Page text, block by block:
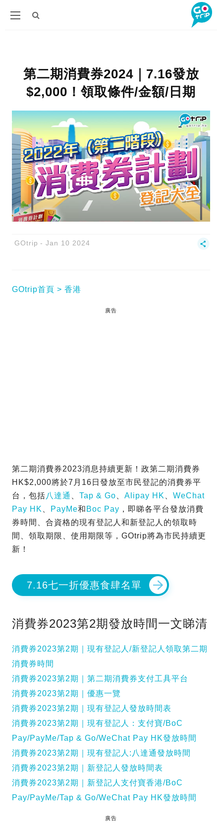
第二期消費券2024｜7.16發放
$2,000！領取條件/金額/日期
GOtrip Jan 10 2024
GOtrip首頁 香港
廣告
第二期消費券2023消息持續更新！政第二期消費券
HK$2,000將於7月16日發放至市民登記的消費券平
台，包括八達通 Tap & Go Alipay HK
WeChat
Pay HK
PayMe和 Boc Pay ，即睇各平台發放消費
券時間、合資格的現有登記人和新登記人的領取時
間、領取期限、使用期限等，GOtrip將為市民持續更
新！
7.16七一折優惠食肆名單
消費券2023第2期發放時間一文睇清
消費券2023第2期｜現有登記人/新登記人領取第二期
消費券時間
消費券2023第2期｜第二期消費券支付工具平台
消費券2023第2期｜優惠一覽
消費券2023第2期｜現有登記人發放時間表
消費券2023第2期｜現有登記人：支付寶/BoC
Pay/PayMe/Tap & Go/WeChat Pay HK發放時間
消費券2023第2期｜現有登記人:八達通發放時間
消費券2023第2期｜新登記人發放時間表
消費券2023第2期｜新登記人支付寶香港/BoC
Pay/PayMe/Tap & Go/WeChat Pay HK發放時間
廣告